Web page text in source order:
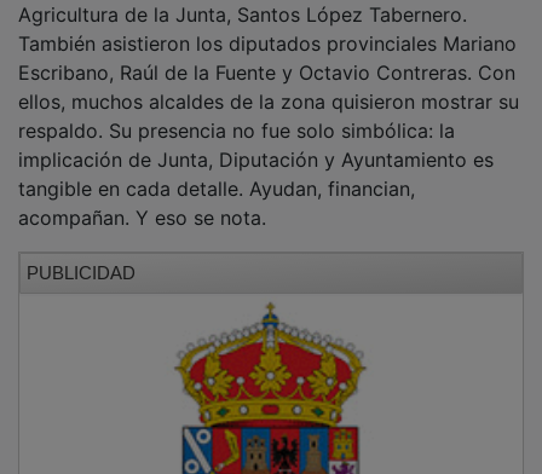
Agricultura de la Junta, Santos López Tabernero.
También asistieron los diputados provinciales Mariano
Escribano, Raúl de la Fuente y Octavio Contreras. Con
ellos, muchos alcaldes de la zona quisieron mostrar su
respaldo. Su presencia no fue solo simbólica: la
implicación de Junta, Diputación y Ayuntamiento es
tangible en cada detalle. Ayudan, financian,
acompañan. Y eso se nota.
PUBLICIDAD